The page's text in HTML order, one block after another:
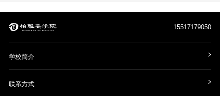
15517179050
学校简介
联系方式